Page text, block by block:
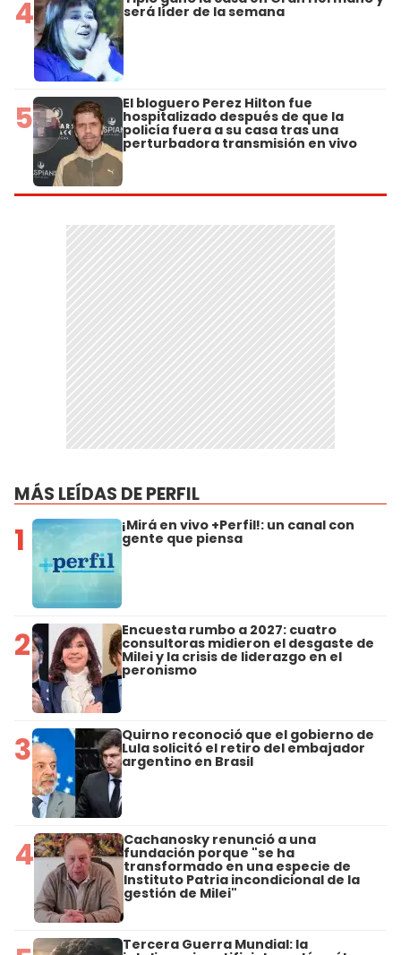
4 será líder de la semana
5 El bloguero Perez Hilton fue
hospitalizado después de que la
policía fuera a su casa tras una
perturbadora transmisión en vivo
MÁS LEÍDAS DE PERFIL
1 ¡Mirá en vivo +Perfil!: un canal con
gente que piensa
2 Encuesta rumbo a 2027: cuatro
consultoras midieron el desgaste de
Milei y la crisis de liderazgo en el
peronismo
3 Quirno reconoció que el gobierno de
Lula solicitó el retiro del embajador
argentino en Brasil
4 Cachanosky renunció a una
fundación porque "se ha
transformado en una especie de
Instituto Patria incondicional de la
gestión de Milei"
Tercera Guerra Mundial: la